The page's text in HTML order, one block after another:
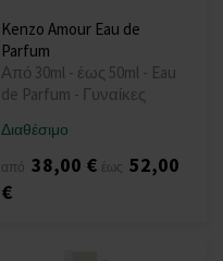
Kenzo Amour Eau de
Parfum
Από 30ml - έως 50ml - Eau
de Parfum - Γυναίκες
Διαθέσιμο
από 38,00 € έως 52,00
€